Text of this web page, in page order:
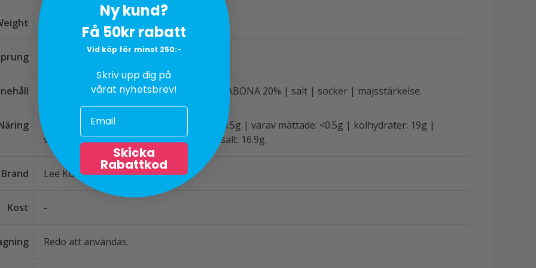
Glutenfri soja. Ingredienser: Vatten | SOJABÖNA 20% | salt | socker | majsstärkelse.
Per 100g: Energi: 510kj / 120kcal | fett: z0.5g | varav mättade: <0.5g | kolhydrater: 19g |
varav sockerarter: 15g | protein: 9.2g | salt: 16.9g.
Brand Lee Kum Kee
Kost -
Redo att användas.
Ny kund?
Få 50kr rabatt
Vid köp för minst 250:-
Skriv upp dig på
vårat nyhetsbrev!
Skicka
Rabattkod